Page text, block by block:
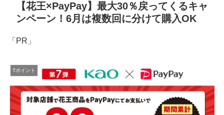
【花王×PayPay】最大30％戻ってくるキャ
ンペーン！6月は複数回に分けて購入OK
「PR」
Tポイント